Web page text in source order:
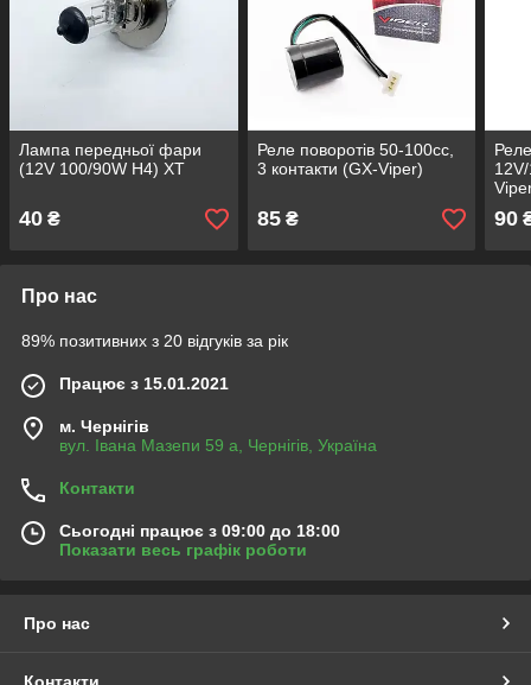
Лампа передньої фари
(12V 100/90W H4) XT
40 ₴
Реле поворотів 50-100сс,
3 контакти (GX-Viper)
85₴ 90
Про нас
89% позитивних з 20 відгуків за рік
Працює з 15.01.2021
м. Чернігів
вул. Івана Мазепи 59 а, Чернігів, Україна
Контакти
Сьогодні працює з 09:00 до 18:00
Показати весь графік роботи
Про нас